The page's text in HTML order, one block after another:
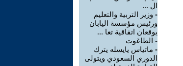
ال ...
- وزير التربية والتعليم
ورئيس مؤسسة اليابان
يوقعان اتفاقية تعا ...
- الطاغوت
- ماتياس يايسله يترك
الدوري السعودي ويتولى